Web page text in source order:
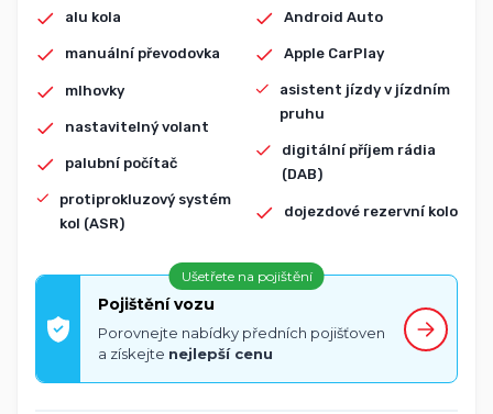
alu kola
manuální převodovka
mlhovky
nastavitelný volant
palubní počítač
protiprokluzový systém
kol (ASR)
Android Auto
Apple CarPlay
asistent jízdy v jízdním
pruhu
digitální příjem rádia
(DAB)
dojezdové rezervní kolo
Ušetřete na pojištění
Pojištění vozu
Porovnejte nabídky předních pojišťoven
a získejte nejlepší cenu